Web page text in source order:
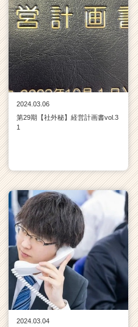
2024.03.06
第29期【社外秘】経営計画書vol.3
1
2024.03.04